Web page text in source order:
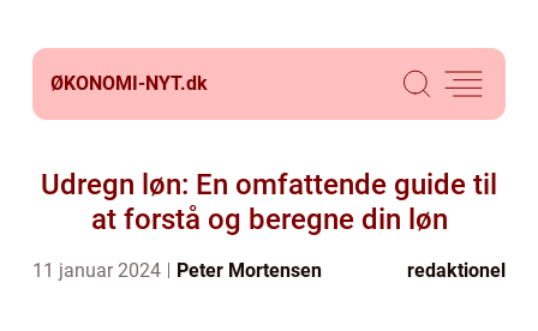
ØKONOMI-NYT.dk
Udregn løn: En omfattende guide til
at forstå og beregne din løn
11 januar 2024 Peter Mortensen redaktionel